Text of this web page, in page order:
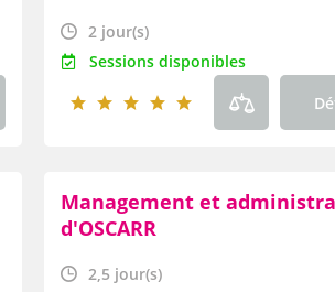
2 jour(s)
Sessions disponibles
Management et
d'OSCARR
2,5 jour(s)